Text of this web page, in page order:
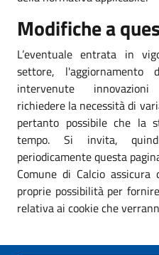
Modifiche a
L’eventuale entrata in
settore,
intervenute
richiedere la necessità di
pertanto possibile che la
tempo. Si invita,
periodicamente questa
Comune di Calcio
proprie possibilità per
relativa ai cookie che